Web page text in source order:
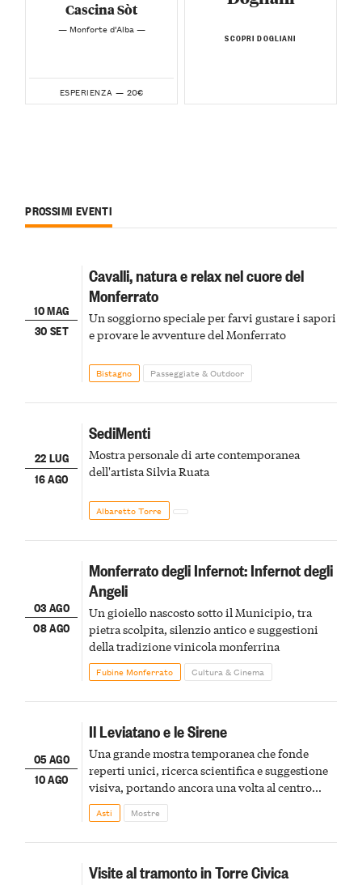
Cascina Sòt
— Monforte d’Alba —
ESPERIENZA — 20€
SCOPRI DOGLIANI
PROSSIMI EVENTI
10 MAG
30 SET
Cavalli, natura e relax nel cuore del
Monferrato
Un soggiorno speciale per farvi gustare i sapori
e provare le avventure del Monferrato
Bistagno Passeggiate & Outdoor
22 LUG
16 AGO
SediMenti
Mostra personale di arte contemporanea
dell'artista Silvia Ruata
Albaretto Torre
03 AGO
08 AGO
Monferrato degli Infernot: Infernot degli
Angeli
Un gioiello nascosto sotto il Municipio, tra
pietra scolpita, silenzio antico e suggestioni
della tradizione vinicola monferrina
Fubine Monferrato Cultura & Cinema
05 AGO
10 AGO
Il Leviatano e le Sirene
Una grande mostra temporanea che fonde
reperti unici, ricerca scientifica e suggestione
visiva, portando ancora una volta al centro
della scena le meraviglie del passato astigiano
Asti Mostre
Visite al tramonto in Torre Civica